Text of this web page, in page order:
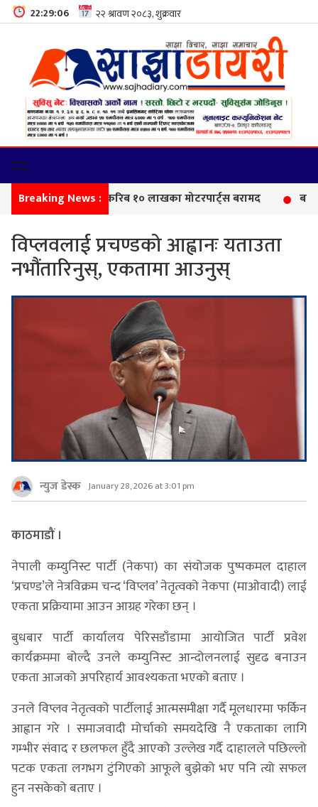
22:29:07
Breaking News : सीमा
विप्लवलाई प्रचण्डको आह्वानः यताउता
नभौंतारिनुस्, एकतामा आउनुस्
न्युज डेस्क January 28, 2026 at 3:01 pm
काठमाडौं ।
नेपाली कम्युनिस्ट पार्टी (नेकपा) का संयोजक पुष्पकमल दाहाल
‘प्रचण्ड’ले नेत्रविक्रम चन्द ‘विप्लव’ नेतृत्वको नेकपा (माओवादी) लाई
एकता प्रक्रियामा आउन आग्रह गरेका छन् ।
बुधबार पार्टी कार्यालय पेरिसडाँडामा आयोजित पार्टी प्रवेश
कार्यक्रममा बोल्दै उनले कम्युनिस्ट आन्दोलनलाई सुदृढ बनाउन
एकता आजको अपरिहार्य आवश्यकता भएको बताए ।
उनले विप्लव नेतृत्वको पार्टीलाई आत्मसमीक्षा गर्दै मूलधारमा फर्किन
आह्वान गरे । समाजवादी मोर्चाको समयदेखि नै एकताका लागि
गम्भीर संवाद र छलफल हुँदै आएको उल्लेख गर्दै दाहालले पछिल्लो
पटक एकता लगभग टुंगिएको आफूले बुझेको भए पनि त्यो सफल
हुन नसकेको बताए ।